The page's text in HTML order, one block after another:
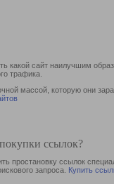
сайт наилучшим
трафика.
массой, которую они
ссылок?
простановку ссылок
запроса. Купить